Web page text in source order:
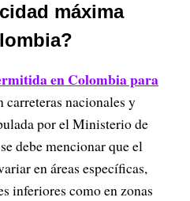
máxima
en Colombia para
carreteras nacionales y
por el Ministerio de
debe mencionar que el
en áreas específicas,
inferiores como en zonas